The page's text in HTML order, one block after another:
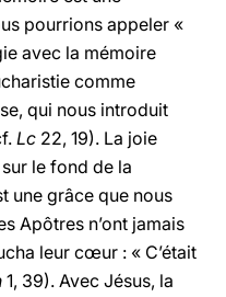
pourrions appeler «
avec la mémoire
comme
qui nous introduit
Lc 22, 19). La joie
le fond de la
une grâce que nous
Apôtres n’ont jamais
leur cœur : « C’était
1, 39). Avec Jésus, la